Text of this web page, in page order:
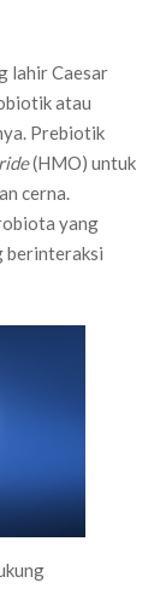
lahir Caesar
atau
Prebiotik
(HMO) untuk
cerna.
yang
berinteraksi